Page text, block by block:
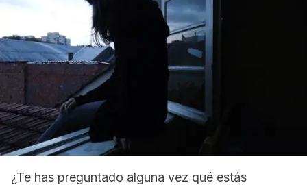
¿Te has preguntado alguna vez qué estás